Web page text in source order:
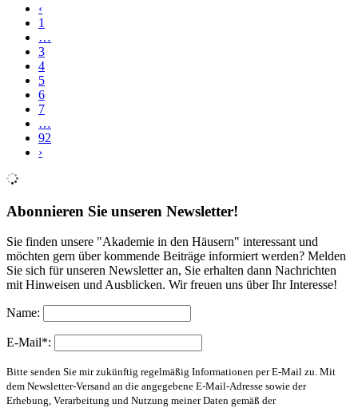
‹
1
…
3
4
5
6
7
…
92
›
Abonnieren Sie unseren Newsletter!
Sie finden unsere "Akademie in den Häusern" interessant und
möchten gern über kommende Beiträge informiert werden? Melden
Sie sich für unseren Newsletter an, Sie erhalten dann Nachrichten
mit Hinweisen und Ausblicken. Wir freuen uns über Ihr Interesse!
Name:
E-Mail*:
Bitte senden Sie mir zukünftig regelmäßig Informationen per E-Mail zu. Mit
dem Newsletter-Versand an die angegebene E-Mail-Adresse sowie der
Erhebung, Verarbeitung und Nutzung meiner Daten gemäß der